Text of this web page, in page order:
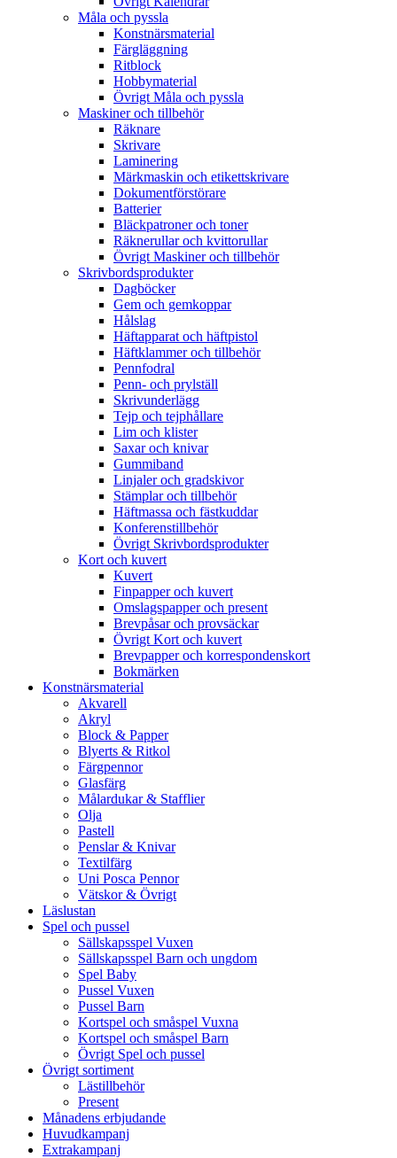
Måla och pyssla
Konstnärsmaterial
Färgläggning
Ritblock
Hobbymaterial
Övrigt Måla och pyssla
Maskiner och tillbehör
Räknare
Skrivare
Laminering
Märkmaskin och etikettskrivare
Dokumentförstörare
Batterier
Bläckpatroner och toner
Räknerullar och kvittorullar
Övrigt Maskiner och tillbehör
Skrivbordsprodukter
Dagböcker
Gem och gemkoppar
Hålslag
Häftapparat och häftpistol
Häftklammer och tillbehör
Pennfodral
Penn- och prylställ
Skrivunderlägg
Tejp och tejphållare
Lim och klister
Saxar och knivar
Gummiband
Linjaler och gradskivor
Stämplar och tillbehör
Häftmassa och fästkuddar
Konferenstillbehör
Övrigt Skrivbordsprodukter
Kort och kuvert
Kuvert
Finpapper och kuvert
Omslagspapper och present
Brevpåsar och provsäckar
Övrigt Kort och kuvert
Brevpapper och korrespondenskort
Bokmärken
Konstnärsmaterial
Akvarell
Akryl
Block & Papper
Blyerts & Ritkol
Färgpennor
Glasfärg
Målardukar & Stafflier
Olja
Pastell
Penslar & Knivar
Textilfärg
Uni Posca Pennor
Vätskor & Övrigt
Läslustan
Spel och pussel
Sällskapsspel Vuxen
Sällskapsspel Barn och ungdom
Spel Baby
Pussel Vuxen
Pussel Barn
Kortspel och småspel Vuxna
Kortspel och småspel Barn
Övrigt Spel och pussel
Övrigt sortiment
Lästillbehör
Present
Månadens erbjudande
Huvudkampanj
Extrakampanj